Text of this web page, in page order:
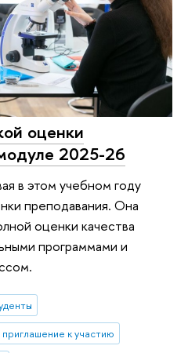
оценки
2025-26
в этом учебном году
преподавания. Она
оценки качества
программами и
приглашение к участию